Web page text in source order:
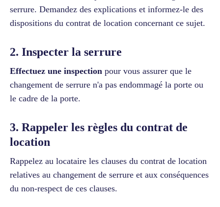
serrure. Demandez des explications et informez-le des
dispositions du contrat de location concernant ce sujet.
2. Inspecter la serrure
Effectuez une inspection pour vous assurer que le
changement de serrure n'a pas endommagé la porte ou
le cadre de la porte.
3. Rappeler les règles du contrat de
location
Rappelez au locataire les clauses du contrat de location
relatives au changement de serrure et aux conséquences
du non-respect de ces clauses.